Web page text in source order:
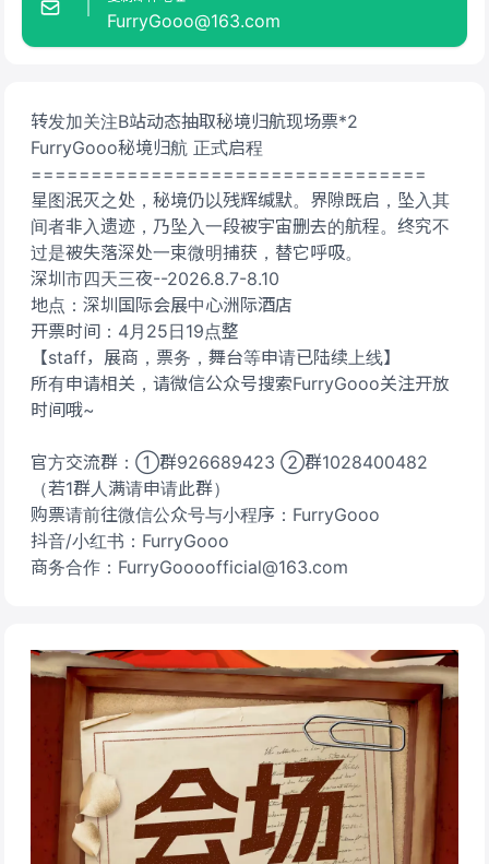
转发加关注B站动态抽取秘境归航现场票*2
FurryGooo秘境归航 正式启程
=================================
星图泯灭之处，秘境仍以残辉缄默。界隙既启，坠入其
间者非入遗迹，乃坠入一段被宇宙删去的航程。终究不
过是被失落深处一束微明捕获，替它呼吸。
深圳市四天三夜--2026.8.7-8.10
地点：深圳国际会展中心洲际酒店
开票时间：4月25日19点整
【staff，展商，票务，舞台等申请已陆续上线】
所有申请相关，请微信公众号搜索FurryGooo关注开放
时间哦~
官方交流群：①群926689423 ②群1028400482
（若1群人满请申请此群）
购票请前往微信公众号与小程序：FurryGooo
抖音/小红书：FurryGooo
商务合作：FurryGoooofficial@163.com
FurryGooo@163.com